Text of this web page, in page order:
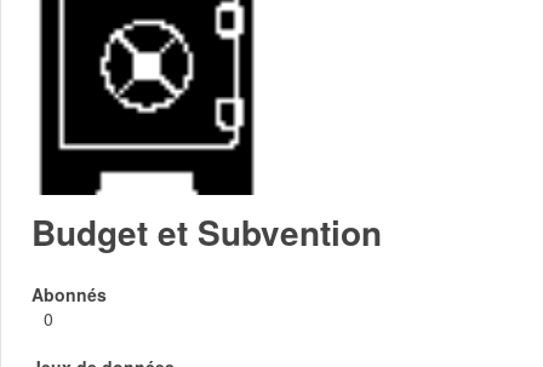
Budget et Subvention
Abonnés
0